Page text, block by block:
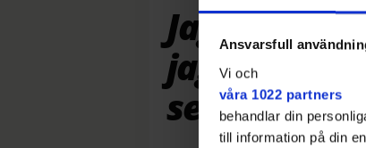
Ansvarsfull
Vi och
våra 1022 partners
behandlar din
till information på din
Jag har
jag gick i
sen.